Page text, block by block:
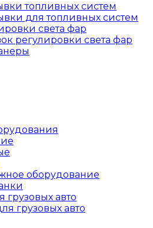
топливных систем
для топливных систем
света фар
регулировки света фар
оборудование
грузовых авто
грузовых авто